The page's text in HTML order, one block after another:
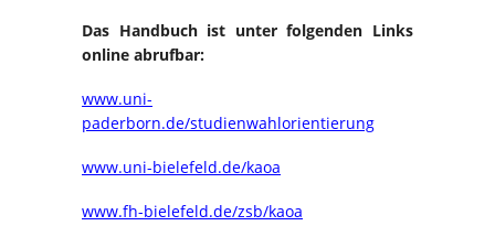
Das Handbuch ist unter folgenden Links
online abrufbar:
www.uni-
paderborn.de/studienwahlorientierung
www.uni-bielefeld.de/kaoa
www.fh-bielefeld.de/zsb/kaoa